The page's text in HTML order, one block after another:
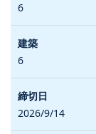
6
6
2026/9/14